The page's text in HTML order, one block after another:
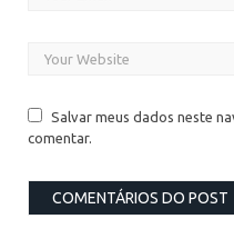
Salvar meus dados neste
comentar.